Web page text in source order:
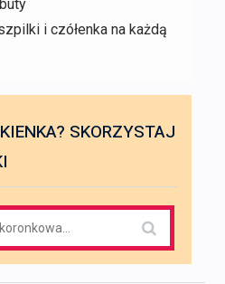
i czółenka na każdą
SKORZYSTAJ